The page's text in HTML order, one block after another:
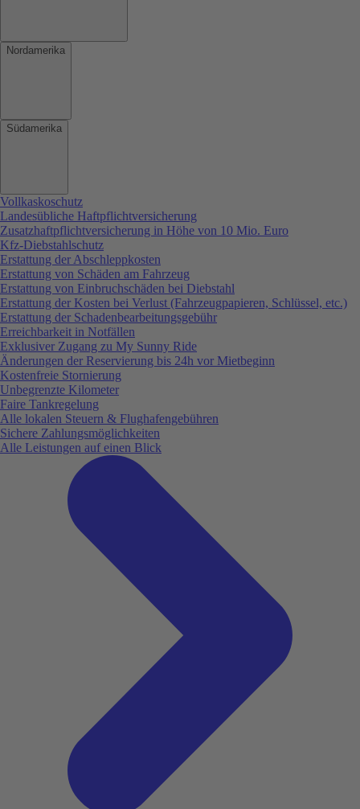
Nordamerika
Südamerika
Vollkaskoschutz
Landesübliche Haftpflichtversicherung
Zusatzhaftpflichtversicherung in Höhe von 10 Mio. Euro
Kfz-Diebstahlschutz
Erstattung der Abschleppkosten
Erstattung von Schäden am Fahrzeug
Erstattung von Einbruchschäden bei Diebstahl
Erstattung der Kosten bei Verlust (Fahrzeugpapieren, Schlüssel, etc.)
Erstattung der Schadenbearbeitungsgebühr
Erreichbarkeit in Notfällen
Exklusiver Zugang zu My Sunny Ride
Änderungen der Reservierung bis 24h vor Mietbeginn
Kostenfreie Stornierung
Unbegrenzte Kilometer
Faire Tankregelung
Alle lokalen Steuern & Flughafengebühren
Sichere Zahlungsmöglichkeiten
Alle Leistungen auf einen Blick